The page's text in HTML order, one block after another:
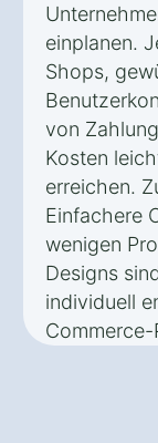
einplanen.
Shops,
von
Kosten
erreichen.
Einfachere
wenigen
Designs
individuell